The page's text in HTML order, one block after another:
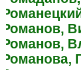
Романов,
Романов,
Романова,